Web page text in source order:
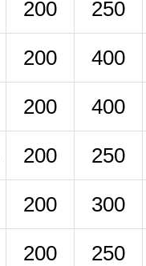
200 250
200 400
200 400
200 250
200 300
200 250